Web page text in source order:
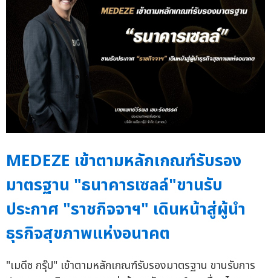
MEDEZE เข้าตามหลักเกณฑ์รับรอง
มาตรฐาน "ธนาคารเซลล์"ขานรับ
ประกาศ "ราชกิจจาฯ" เดินหน้าสู่ผู้นำ
ธุรกิจสุขภาพแห่งอนาคต
"เมดีซ กรุ๊ป" เข้าตามหลักเกณฑ์รับรองมาตรฐาน ขานรับการ